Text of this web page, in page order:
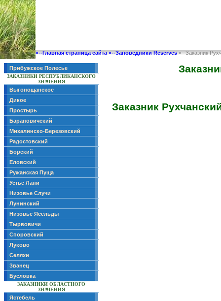
«--Главная страница сайта«--Заповедники Reserves«--Заказник
Прибужское Полесье
ЗАКАЗНИКИ РЕСПУБЛИКАНСКОГО
ЗНАЧЕНИЯ
Выгонощанское
Дикое
Простырь
Барановичский
Михалинско-Березовский
Радостовский
Борский
Еловский
Ружанская Пуща
Устье Лани
Низовье Случи
Лунинский
Низовье Ясельды
Тырвовичи
Споровский
Луково
Селяхи
Званец
Бусловка
ЗАКАЗНИКИ ОБЛАСТНОГО
ЗНАЧЕНИЯ
Ястебель
Заказник